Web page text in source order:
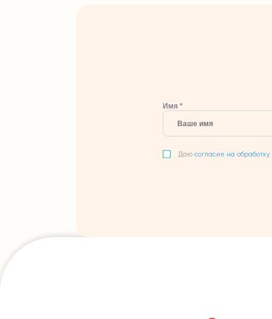
Имя *
Даю согласие на